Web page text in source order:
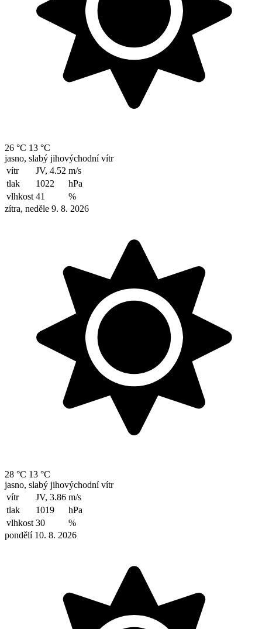
26 °C 13 °C
jasno, slabý jihovýchodní vítr
vítr
JV, 4.52 m/s
tlak
1022
hPa
vlhkost 41
%
zítra, neděle 9. 8. 2026
28 °C 13 °C
jasno, slabý jihovýchodní vítr
vítr
JV, 3.86 m/s
tlak
1019
hPa
vlhkost 30
%
pondělí 10. 8. 2026